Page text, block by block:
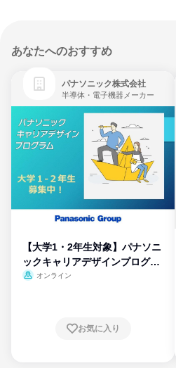
あなたへのおすすめ
パナソニック株式会社
半導体・電子機器メーカー
【大学1・2年生対象】パナソニ
ックキャリアデザインプログラ
ム
オンライン
お気に入り